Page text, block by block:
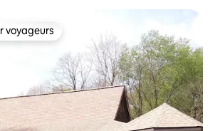
les plus appréciés
voyageurs